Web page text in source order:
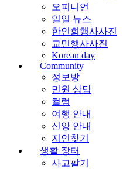
오피니언
일일 뉴스
한인회행사사진
교민행사사진
Korean day
Community
정보방
민원 상담
컬럼
여행 안내
신앙 안내
지인찾기
생활 장터
사고팔기